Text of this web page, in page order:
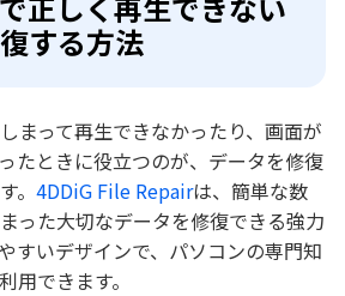
する方法
まって再生できなかったり、画面が
たときに役立つのが、データを修復
。 4DDiG File Repairは、簡単な数
った大切なデータを修復できる強力
すいデザインで、パソコンの専門知
用できます。